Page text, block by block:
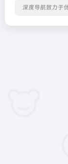
深度导航致力于